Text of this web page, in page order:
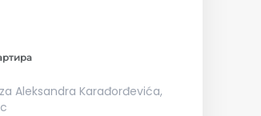
Aleksandra Karađorđevića,